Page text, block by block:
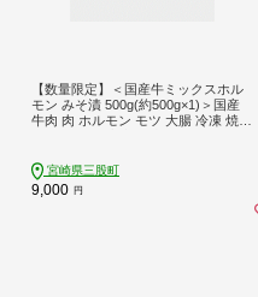
【数量限定】＜国産牛ミックスホル
モン みそ漬 500g(約500g×1)＞国産
牛肉 肉 ホルモン モツ 大腸 冷凍 焼肉
【肉の豊楽】
宮崎県三股町
9,000 円